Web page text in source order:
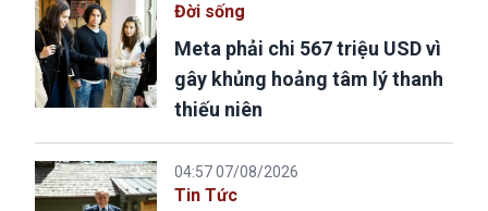
Đời sống
Meta phải chi 567 triệu USD vì
gây khủng hoảng tâm lý thanh
thiếu niên
04:57 07/08/2026
Tin Tức